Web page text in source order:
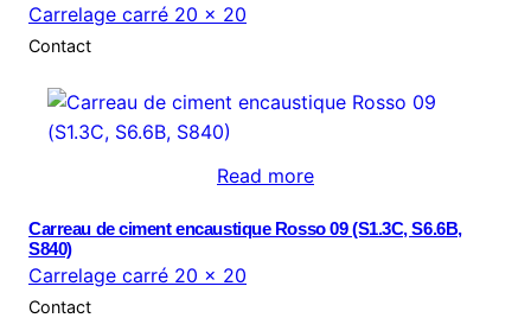
Carrelage carré 20 × 20
Contact
Read more
Carreau de ciment encaustique Rosso 09 (S1.3C, S6.6B,
S840)
Carrelage carré 20 × 20
Contact